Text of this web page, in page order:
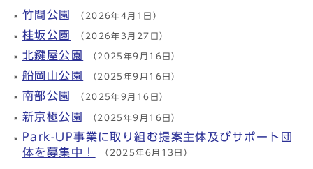
竹間公園 （2026年4月1日）
桂坂公園 （2026年3月27日）
北鍵屋公園 （2025年9月16日）
船岡山公園 （2025年9月16日）
南部公園 （2025年9月16日）
新京極公園 （2025年9月16日）
Park-UP事業に取り組む提案主体及びサポート団
体を募集中！ （2025年6月13日）